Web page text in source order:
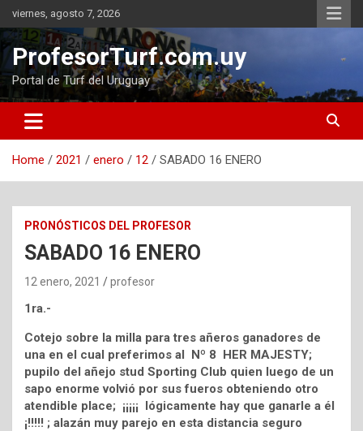
Skip
to
content
viernes, agosto 7, 2026
ProfesorTurf.com.uy
Portal de Turf del Uruguay
Home 2021 enero 12 SABADO 16 ENERO
PRONÓSTICOS DEL PROFESOR
SABADO 16 ENERO
12 enero, 2021 profesor
1ra.-
Cotejo sobre la milla para tres añeros ganadores de
una en el cual preferimos al Nº 8 HER MAJESTY;
pupilo del añejo stud Sporting Club quien luego de un
sapo enorme volvió por sus fueros obteniendo otro
atendible place; ¡¡¡¡¡ lógicamente hay que ganarle a él
¡!!!!! ; alazán muy parejo en esta distancia seguro